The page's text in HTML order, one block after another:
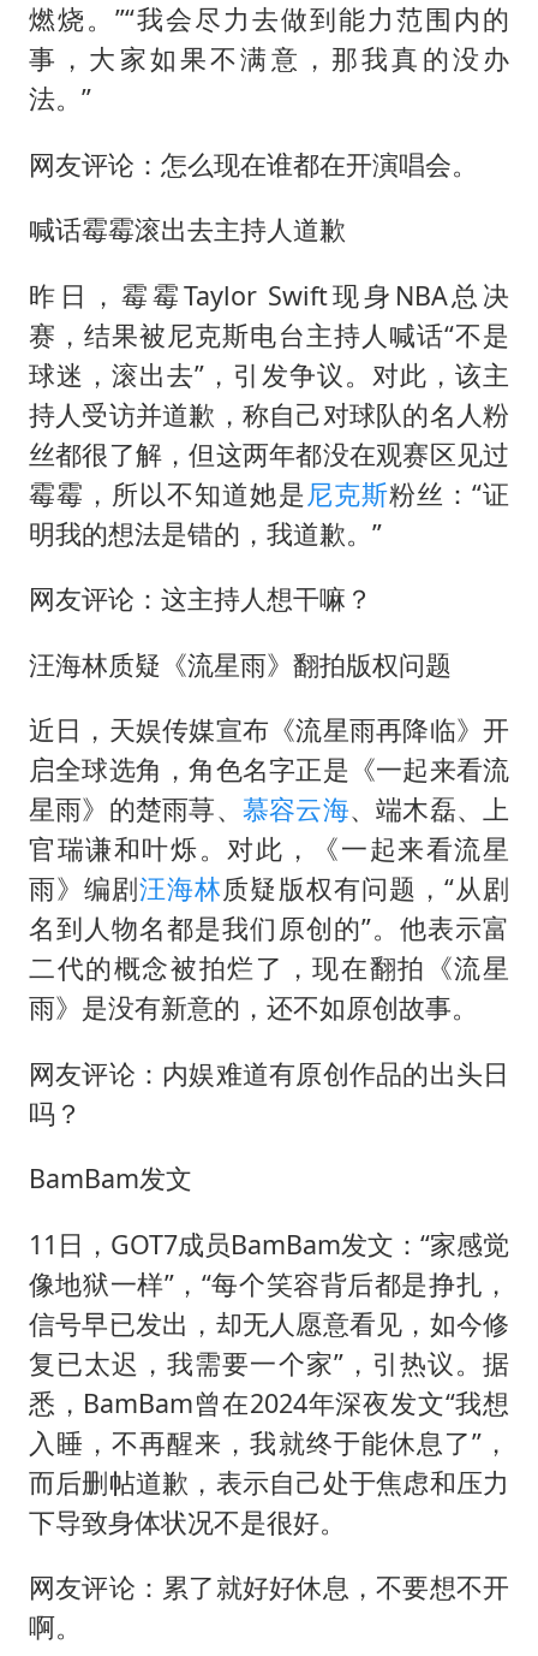
燃烧。”“我会尽力去做到能力范围内的
事，大家如果不满意，那我真的没办
法。”
网友评论：怎么现在谁都在开演唱会。
喊话霉霉滚出去主持人道歉
昨日，霉霉Taylor Swift现身NBA总决
赛，结果被尼克斯电台主持人喊话“不是
球迷，滚出去”，引发争议。对此，该主
持人受访并道歉，称自己对球队的名人粉
丝都很了解，但这两年都没在观赛区见过
霉霉，所以不知道她是 尼克斯粉丝：“证
明我的想法是错的，我道歉。”
网友评论：这主持人想干嘛？
汪海林质疑《流星雨》翻拍版权问题
近日，天娱传媒宣布《流星雨再降临》开
启全球选角，角色名字正是《一起来看流
星雨》的楚雨荨、 慕容云海、端木磊、上
官瑞谦和叶烁。对此，《一起来看流星
雨》编剧汪海林质疑版权有问题，“从剧
名到人物名都是我们原创的”。他表示富
二代的概念被拍烂了，现在翻拍《流星
雨》是没有新意的，还不如原创故事。
网友评论：内娱难道有原创作品的出头日
吗？
BamBam发文
11日，GOT7成员BamBam发文：“家感觉
像地狱一样”，“每个笑容背后都是挣扎，
信号早已发出，却无人愿意看见，如今修
复已太迟，我需要一个家”，引热议。据
悉，BamBam曾在2024年深夜发文“我想
入睡，不再醒来，我就终于能休息了”，
而后删帖道歉，表示自己处于焦虑和压力
下导致身体状况不是很好。
网友评论：累了就好好休息，不要想不开
啊。